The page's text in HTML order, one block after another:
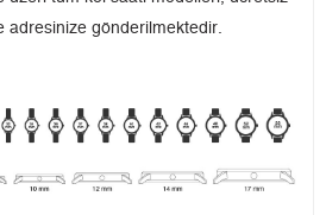
adresinize gönderilmektedir.